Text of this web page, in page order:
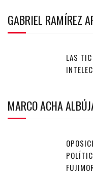
GABRIEL RAMÍREZ
LAS
MARCO ACHA